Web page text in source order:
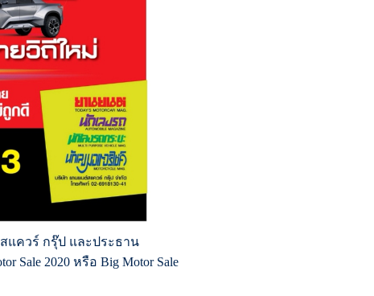
แควร์ กรุ๊ป และประธาน
Sale 2020 หรือ Big Motor Sale